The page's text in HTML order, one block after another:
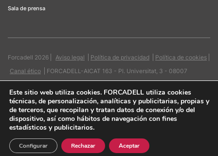
Sala de prensa
Forcadell 2026 Aviso legal Política de privacidad
Política de cookies
Canal ético
FORCADELL-AICAT 163 - Pl. Universitat, 3 - 08007
Quiero contactar
Este sitio web utiliza cookies. FORCADELL utiliza cookies
técnicas, de personalización, analíticas y publicitarias, propias y
de terceros, que recopilan y tratan datos de conexión y/o del
dispositivo, así como hábitos de navegación con fines
estadísticos y publicitarios.
Aceptar
Rechazar
Configurar